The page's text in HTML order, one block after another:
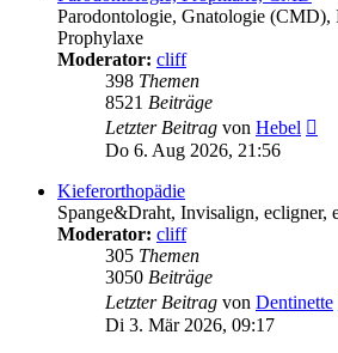
Parodontologie, Gnatologie (CMD),
Prophylaxe
Moderator: cliff
398 Themen
8521 Beiträge
Letzter Beitrag von Hebel
Do 6. Aug 2026, 21:56
Kieferorthopädie
Spange&Draht, Invisalign, ecligner,
Moderator: cliff
305 Themen
3050 Beiträge
Letzter Beitrag von Dentinette
Di 3. Mär 2026, 09:17